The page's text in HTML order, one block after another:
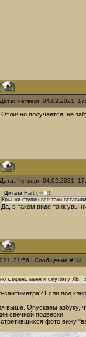
Дата: Четверг, 04.02.2021,
Отлично получается! не
Дата: Четверг, 04.02.2021,
Цитата Hart (
)
Крышки ступиц все таки
Да, в таком виде танк увы
21:56 | Сообщение # 34
клиренс меня и смутил у
сантиметра? Если под
выше. Опускаем азбуку,
свечной подвески.
фото вижу